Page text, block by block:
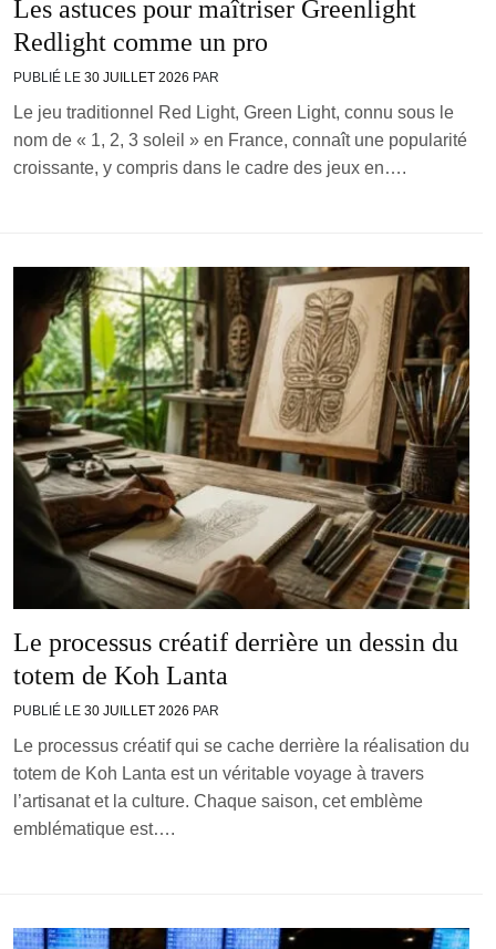
Les astuces pour maîtriser Greenlight
Redlight comme un pro
PUBLIÉ LE 30 JUILLET 2026 PAR
Le jeu traditionnel Red Light, Green Light, connu sous le
nom de « 1, 2, 3 soleil » en France, connaît une popularité
croissante, y compris dans le cadre des jeux en….
Le processus créatif derrière un dessin du
totem de Koh Lanta
PUBLIÉ LE 30 JUILLET 2026 PAR
Le processus créatif qui se cache derrière la réalisation du
totem de Koh Lanta est un véritable voyage à travers
l’artisanat et la culture. Chaque saison, cet emblème
emblématique est….